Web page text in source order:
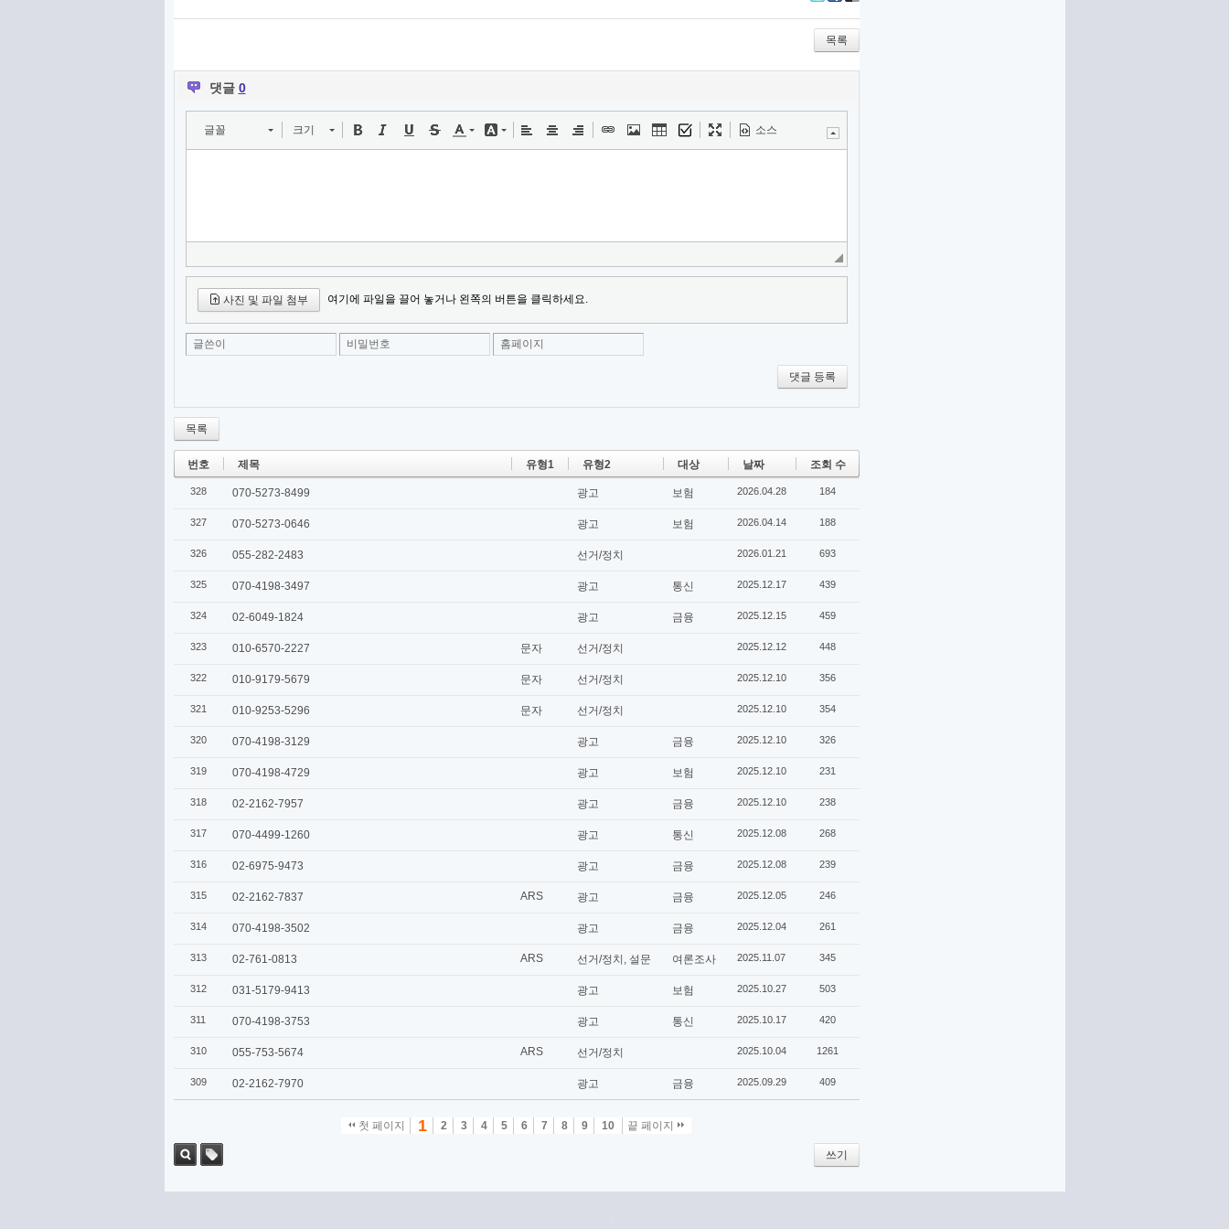
목록
댓글 0
글꼴 크기 소스
사진 및 파일 첨부 여기에 파일을 끌어 놓거나 왼쪽의 버튼을 클릭하세요.
글쓴이 비밀번호 홈페이지
댓글 등록
목록
번호 제목 유형1 유형2 대상 날짜 조회 수
328 070-5273-8499 광고 보험 2026.04.28 184
327 070-5273-0646 광고 보험 2026.04.14 188
326 055-282-2483 선거/정치 2026.01.21 693
325 070-4198-3497 광고 통신 2025.12.17 439
324 02-6049-1824 광고 금융 2025.12.15 459
323 010-6570-2227 문자 선거/정치 2025.12.12 448
322 010-9179-5679 문자 선거/정치 2025.12.10 356
321 010-9253-5296 문자 선거/정치 2025.12.10 354
320 070-4198-3129 광고 금융 2025.12.10 326
319 070-4198-4729 광고 보험 2025.12.10 231
318 02-2162-7957 광고 금융 2025.12.10 238
317 070-4499-1260 광고 통신 2025.12.08 268
316 02-6975-9473 광고 금융 2025.12.08 239
315 02-2162-7837 ARS 광고 금융 2025.12.05 246
314 070-4198-3502 광고 금융 2025.12.04 261
313 02-761-0813 ARS 선거/정치, 설문 여론조사 2025.11.07 345
312 031-5179-9413 광고 보험 2025.10.27 503
311 070-4198-3753 광고 통신 2025.10.17 420
310 055-753-5674 ARS 선거/정치 2025.10.04 1261
309 02-2162-7970 광고 금융 2025.09.29 409
첫 페이지 1 2 3 4 5 6 7 8 9 10 끝 페이지
쓰기